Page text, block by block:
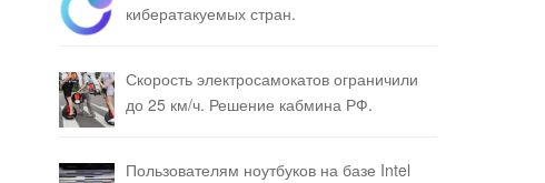
кибератакуемых стран.
Скорость электросамокатов ограничили
до 25 км/ч. Решение кабмина РФ.
Пользователям ноутбуков на базе Intel